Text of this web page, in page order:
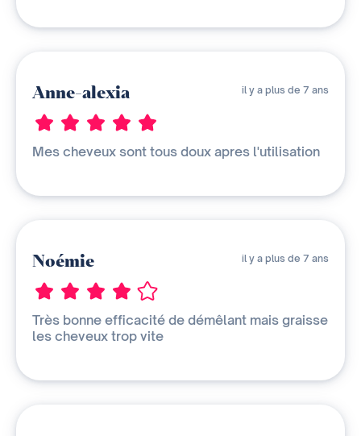
Anne-alexia il y a plus de 7 ans
Mes cheveux sont tous doux apres l'utilisation
Noémie il y a plus de 7 ans
Très bonne efficacité de démêlant mais graisse
les cheveux trop vite